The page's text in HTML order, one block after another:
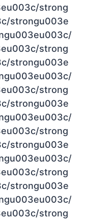
strong
strongu003e
strong
strongu003e
strong
strongu003e
strong
strongu003e
strong
strongu003e
strong